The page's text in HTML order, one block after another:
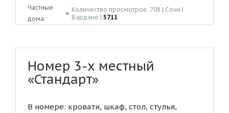
Частные
дома
● Количество просмотров: 708 | Сочи |
Вардане |5711
Номер 3-х местный
«Стандарт»
В номере: кровати, шкаф, стол, стулья,